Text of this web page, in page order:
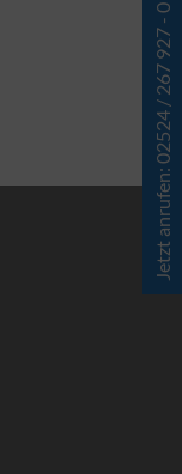
Jetzt anrufen: 02524 / 267 927 - 0